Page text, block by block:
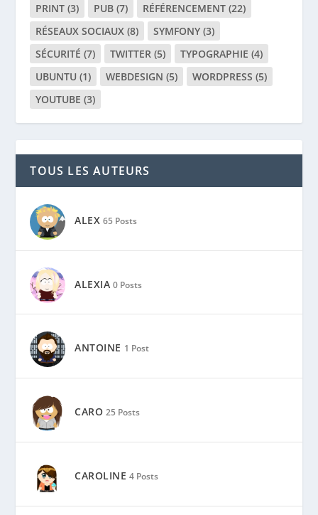
PRINT (3) PUB (7) RÉFÉRENCEMENT (22)
RÉSEAUX SOCIAUX (8) SYMFONY (3)
SÉCURITÉ (7) TWITTER (5) TYPOGRAPHIE (4)
UBUNTU (1) WEBDESIGN (5) WORDPRESS (5)
YOUTUBE (3)
TOUS LES AUTEURS
ALEX 65 Posts
ALEXIA 0 Posts
ANTOINE 1 Post
CARO 25 Posts
CAROLINE 4 Posts